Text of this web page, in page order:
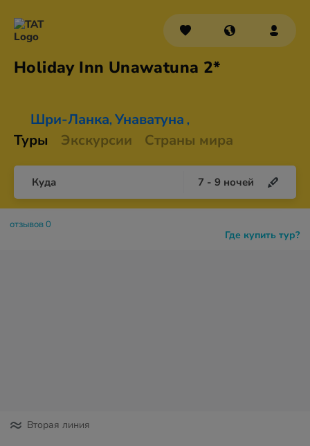
Holiday Inn Unawatuna 2*
Шри-Ланка, Унаватуна ,
Туры Экскурсии Страны мира
Куда 7 - 9 ночей
Где купить тур?
отзывов 0
Вторая линия